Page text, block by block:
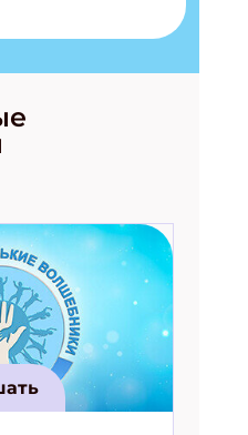
журнал" в